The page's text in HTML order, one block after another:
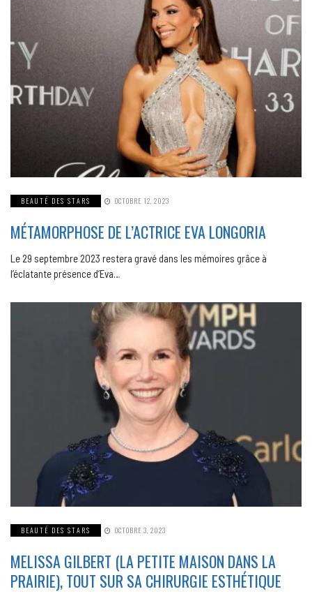
BEAUTÉ DES STARS OCTOBRE 12, 2023
MÉTAMORPHOSE DE L’ACTRICE EVA LONGORIA
Le 29 septembre 2023 restera gravé dans les mémoires grâce à
l’éclatante présence d’Eva…
BEAUTÉ DES STARS OCTOBRE 3, 2023
MELISSA GILBERT (LA PETITE MAISON DANS LA
PRAIRIE), TOUT SUR SA CHIRURGIE ESTHÉTIQUE